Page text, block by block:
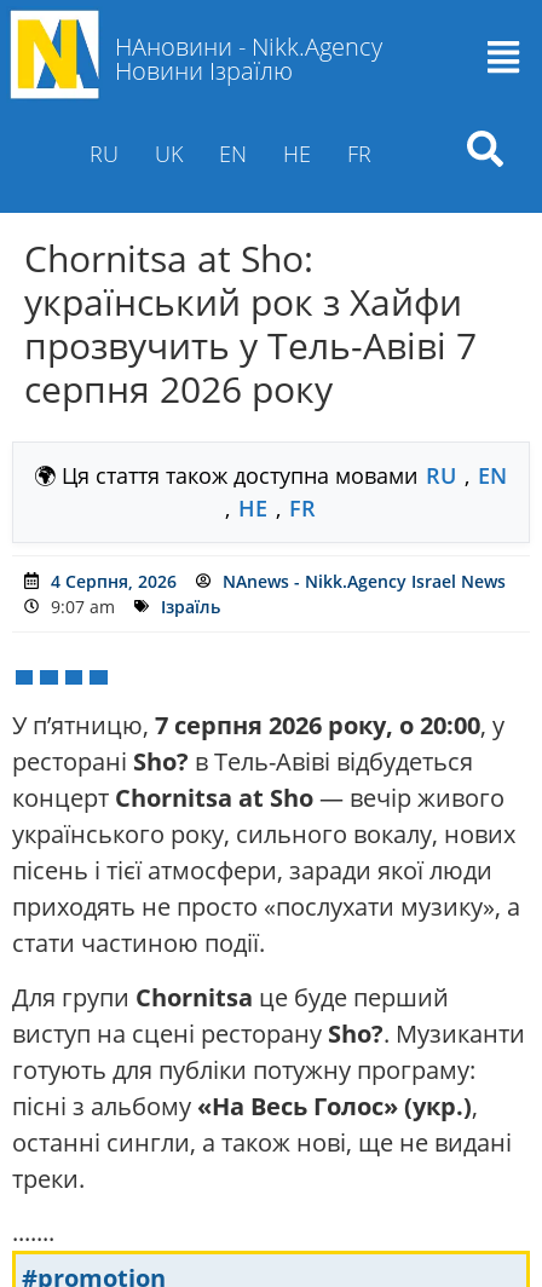
НАновини - Nikk.Agency
Новини Ізраїлю
RU UK EN HE FR
Chornitsa at Sho:
український рок з Хайфи
прозвучить у Тель-Авіві 7
серпня 2026 року
🌍 Ця стаття також доступна мовами RU , EN
, HE , FR
4 Серпня, 2026
NAnews - Nikk.Agency Israel News
9:07 am
Ізраїль
У п’ятницю, 7 серпня 2026 року, о 20:00, у
ресторані Sho? в Тель-Авіві відбудеться
концерт Chornitsa at Sho— вечір живого
українського року, сильного вокалу, нових
пісень і тієї атмосфери, заради якої люди
приходять не просто «послухати музику», а
стати частиною події.
Для групи Chornitsa це буде перший
виступ на сцені ресторану Sho?. Музиканти
готують для публіки потужну програму:
пісні з альбому «На Весь Голос» (укр.),
останні сингли, а також нові, ще не видані
треки.
.......
#promotion